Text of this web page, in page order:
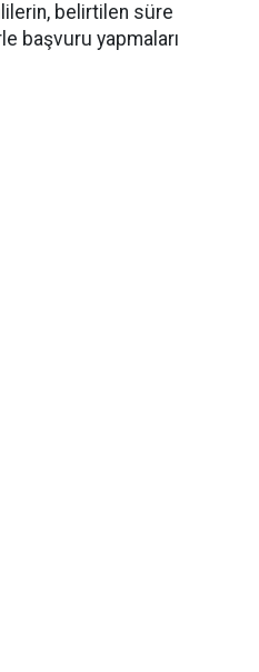
belirtilen süre
başvuru yapmaları